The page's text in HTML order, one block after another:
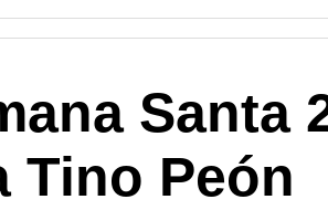
Santa
Tino Peón